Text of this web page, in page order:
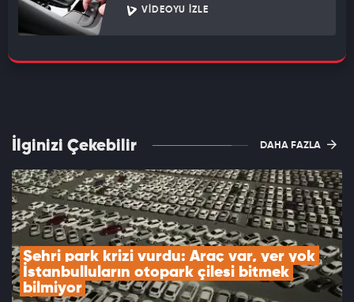
VIDEOYU İZLE
İlginizi Çekebilir DAHA FAZLA
Şehri park krizi vurdu: Araç var, yer yok
İstanbulluların otopark çilesi bitmek
bilmiyor